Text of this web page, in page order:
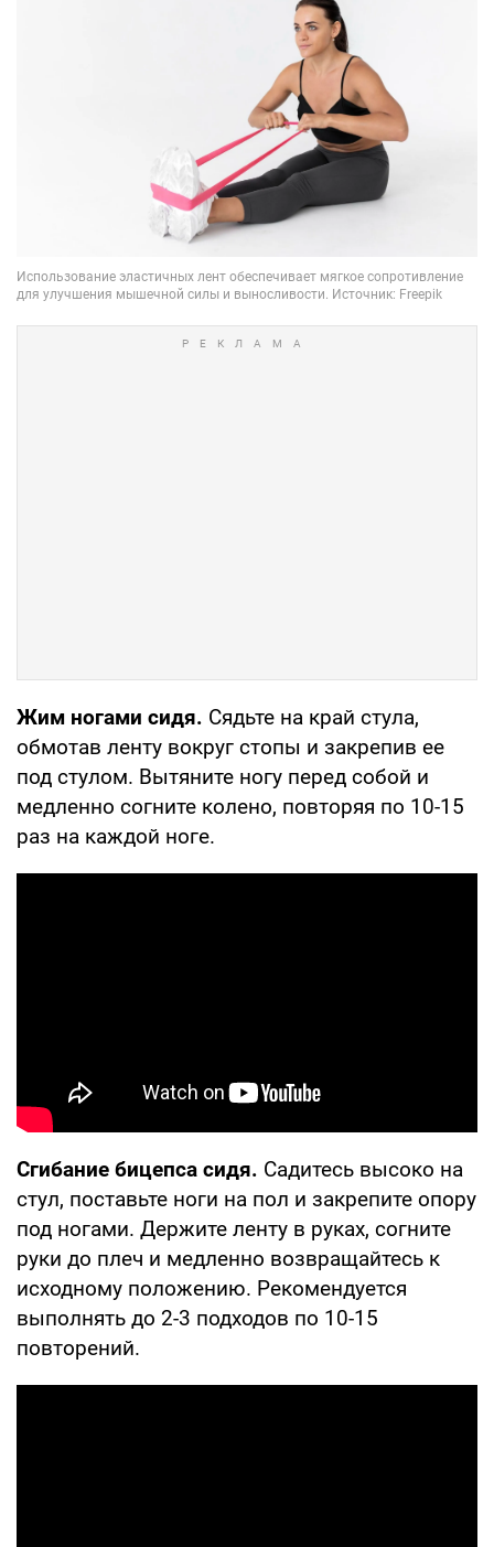
Жим ногами сидя. Сядьте на край стула,
обмотав ленту вокруг стопы и закрепив ее
под стулом. Вытяните ногу перед собой и
медленно согните колено, повторяя по 10-15
раз на каждой ноге.
Сгибание бицепса сидя. Садитесь высоко на
стул, поставьте ноги на пол и закрепите опору
под ногами. Держите ленту в руках, согните
руки до плеч и медленно возвращайтесь к
исходному положению. Рекомендуется
выполнять до 2-3 подходов по 10-15
повторений.